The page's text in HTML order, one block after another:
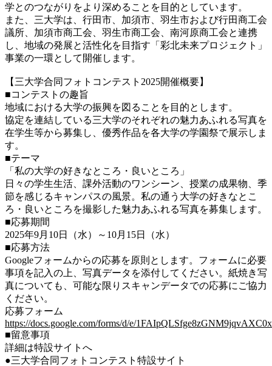
学とのつながりをより深めることを目的としています。
また、三大学は、行田市、加須市、羽生市および行田商工会
議所、加須市商工会、羽生市商工会、南河原商工会と連携
し、地域の発展と活性化を目指す「彩北未来プロジェクト」
事業の一環として開催します。
【三大学合同フォトコンテスト2025開催概要】
■コンテストの趣旨
地域における大学の振興を図ることを目的とします。
協定を連結している三大学のそれぞれの魅力あふれる写真を
在学生等から募集し、優秀作品を各大学の学園祭で展示しま
す。
■テーマ
「私の大学の好きなところ・良いところ」
日々の学生生活、課外活動のワンシーン、授業の成果物、季
節を感じるキャンパスの風景。私の通う大学の好きなとこ
ろ・良いところを撮影した魅力あふれる写真を募集します。
■応募期間
2025年9月10日（水）～10月15日（水）
■応募方法
Googleフォームからの応募を原則とします。フォームに必要
事項を記入の上、写真データを添付してください。紙焼き写
真についても、可能な限りスキャンデータでの応募にご協力
ください。
応募フォーム
https://docs.google.com/forms/d/e/
■留意事項
詳細は特設サイトへ
●三大学合同フォトコンテスト特設サイト